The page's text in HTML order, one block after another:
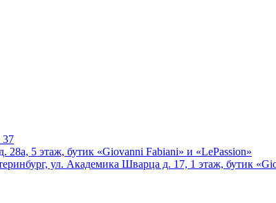
37
28а, 5 этаж, бутик «Giovanni Fabiani» и «LePassion»
ул. Академика Шварца д. 17, 1 этаж, бутик